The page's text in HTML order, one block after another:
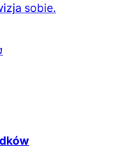
sobie.